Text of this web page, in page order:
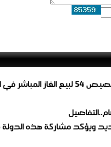
عاجل..الشركة اليمنية للغاز تعلن عن تخصيص 54 لبيع الغاز
ويؤكد مشاركة هذه